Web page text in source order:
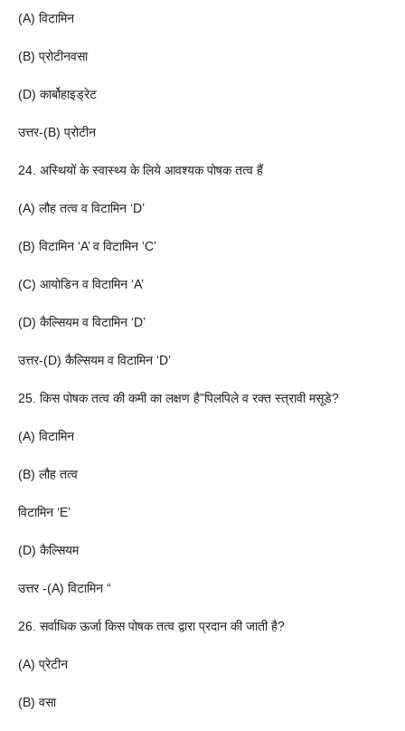
(A) विटामिन
(B) प्रोटीनवसा
(D) कार्बोहाइड्रेट
उत्तर-(B) प्रोटीन
24. अस्थियों के स्वास्थ्य के लिये आवश्यक पोषक तत्व हैं
(A) लौह तत्व व विटामिन ‘D’
(B) विटामिन ‘A’ व विटामिन ‘C’
(C) आयोडिन व विटामिन ‘A’
(D) कैल्सियम व विटामिन ‘D’
उत्तर-(D) कैल्सियम व विटामिन ‘D’
25. किस पोषक तत्व की कमी का लक्षण है”पिलपिले व रक्त स्त्रावी मसूडे?
(A) विटामिन
(B) लौह तत्व
विटामिन ‘E’
(D) कैल्सियम
उत्तर -(A) विटामिन “
26. सर्वाधिक ऊर्जा किस पोषक तत्व द्वारा प्रदान की जाती है?
(A) प्रेटीन
(B) वसा